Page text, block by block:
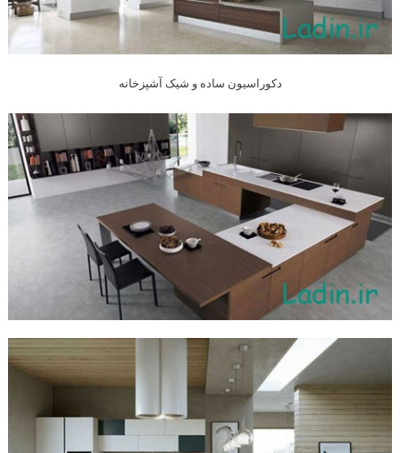
دکوراسیون ساده و شیک آشپزخانه